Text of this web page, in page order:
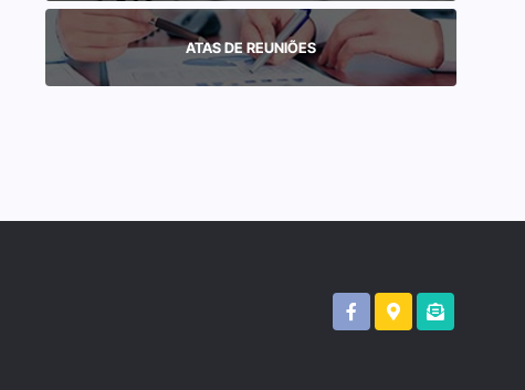
ATAS DE REUNIÕES